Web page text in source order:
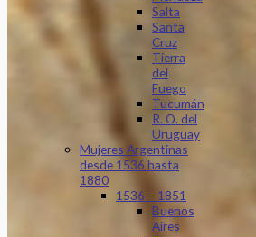
Salta
Santa
Cruz
Tierra
del
Fuego
Tucumán
R. O. del
Uruguay
Mujeres Argentinas
desde 1536 hasta
1880
1536 – 1851
Buenos
Aires